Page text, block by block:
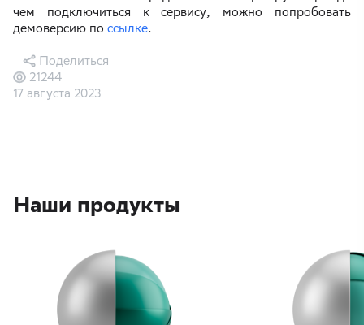
чем подключиться к сервису, можно попробовать
демоверсию по ссылке.
17 августа 2023
21244
Поделиться
Наши продукты